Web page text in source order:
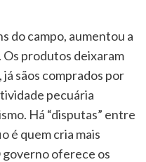
do campo, aumentou a
Os produtos deixaram
sãos comprados por
pecuária
Há “disputas” entre
é quem cria mais
governo oferece os